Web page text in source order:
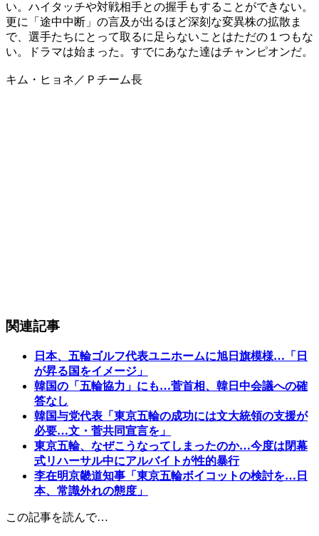
い。ハイタッチや対戦相手との握手もすることができない。
更に「途中中断」の言及が出るほど深刻な変異株の拡散ま
で、選手たちにとって取るに足らないことはただの１つもな
い。ドラマは始まった。すでにあなた達はチャンピオンだ。
キム・ヒョネ／Ｐチーム長
関連記事
日本、五輪ゴルフ代表ユニホームに旭日旗模様…「日
が昇る国をイメージ」
韓国の「五輪協力」にも…菅首相、韓日中会議への確
答なし
韓国与党代表「東京五輪の成功には文大統領の支援が
必要…文・菅共同宣言を」
東京五輪、なぜこうなってしまったのか…今度は閉幕
式リハーサル中にアルバイトが性的暴行
李在明京畿道知事「東京五輪ボイコットの検討を…日
本、常識外れの態度」
この記事を読んで…